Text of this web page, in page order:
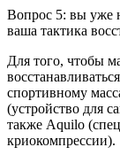
Вопрос 5: вы уже
ваша тактика
Для того, чтобы
спортивному
(устройство для
также Aquilo
криокомпрессии).